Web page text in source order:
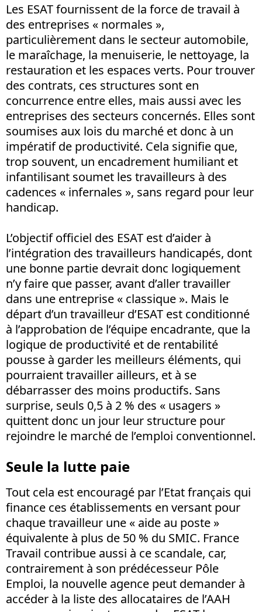
Les ESAT fournissent de la force de travail à
des entreprises « normales »,
particulièrement dans le secteur automobile,
le maraîchage, la menuiserie, le nettoyage, la
restauration et les espaces verts. Pour trouver
des contrats, ces structures sont en
concurrence entre elles, mais aussi avec les
entreprises des secteurs concernés. Elles sont
soumises aux lois du marché et donc à un
impératif de productivité. Cela signifie que,
trop souvent, un encadrement humiliant et
infantilisant soumet les travailleurs à des
cadences « infernales », sans regard pour leur
handicap.
L’objectif officiel des ESAT est d’aider à
l’intégration des travailleurs handicapés, dont
une bonne partie devrait donc logiquement
n’y faire que passer, avant d’aller travailler
dans une entreprise « classique ». Mais le
départ d’un travailleur d’ESAT est conditionné
à l’approbation de l’équipe encadrante, que la
logique de productivité et de rentabilité
pousse à garder les meilleurs éléments, qui
pourraient travailler ailleurs, et à se
débarrasser des moins productifs. Sans
surprise, seuls 0,5 à 2 % des « usagers »
quittent donc un jour leur structure pour
rejoindre le marché de l’emploi conventionnel.
Seule la lutte paie
Tout cela est encouragé par l’Etat français qui
finance ces établissements en versant pour
chaque travailleur une « aide au poste »
équivalente à plus de 50 % du SMIC. France
Travail contribue aussi à ce scandale, car,
contrairement à son prédécesseur Pôle
Emploi, la nouvelle agence peut demander à
accéder à la liste des allocataires de l’AAH